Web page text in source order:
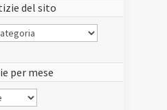
del sito
per mese